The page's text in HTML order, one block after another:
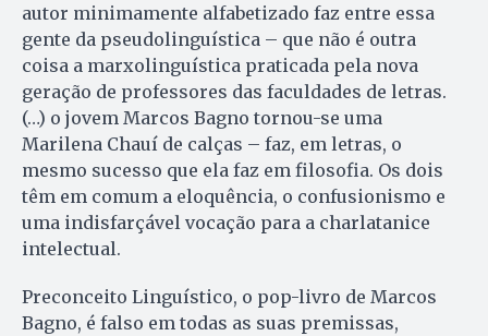
autor minimamente alfabetizado faz entre essa
gente da pseudolinguística – que não é outra
coisa a marxolinguística praticada pela nova
geração de professores das faculdades de letras.
(…) o jovem Marcos Bagno tornou-se uma
Marilena Chauí de calças – faz, em letras, o
mesmo sucesso que ela faz em filosofia. Os dois
têm em comum a eloquência, o confusionismo e
uma indisfarçável vocação para a charlatanice
intelectual.
Preconceito Linguístico, o pop-livro de Marcos
Bagno, é falso em todas as suas premissas,